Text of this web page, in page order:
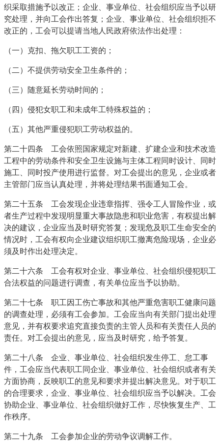
织采取措施予以改正；企业、事业单位、社会组织应当予以研
究处理，并向工会作出答复；企业、事业单位、社会组织拒不
改正的，工会可以提请当地人民政府依法作出处理：
（一）克扣、拖欠职工工资的；
（二）不提供劳动安全卫生条件的；
（三）随意延长劳动时间的；
（四）侵犯女职工和未成年工特殊权益的；
（五）其他严重侵犯职工劳动权益的。
第二十四条 工会依照国家规定对新建、扩建企业和技术改造
工程中的劳动条件和安全卫生设施与主体工程同时设计、同时
施工、同时投产使用进行监督。对工会提出的意见，企业或者
主管部门应当认真处理，并将处理结果书面通知工会。
第二十五条 工会发现企业违章指挥、强令工人冒险作业，或
者生产过程中发现明显重大事故隐患和职业危害，有权提出解
决的建议，企业应当及时研究答复；发现危及职工生命安全的
情况时，工会有权向企业建议组织职工撤离危险现场，企业必
须及时作出处理决定。
第二十六条 工会有权对企业、事业单位、社会组织侵犯职工
合法权益的问题进行调查，有关单位应当予以协助。
第二十七条 职工因工伤亡事故和其他严重危害职工健康问题
的调查处理，必须有工会参加。工会应当向有关部门提出处理
意见，并有权要求追究直接负责的主管人员和有关责任人员的
责任。对工会提出的意见，应当及时研究，给予答复。
第二十八条 企业、事业单位、社会组织发生停工、怠工事
件，工会应当代表职工同企业、事业单位、社会组织或者有关
方面协商，反映职工的意见和要求并提出解决意见。对于职工
的合理要求，企业、事业单位、社会组织应当予以解决。工会
协助企业、事业单位、社会组织做好工作，尽快恢复生产、工
作秩序。
第二十九条 工会参加企业的劳动争议调解工作。